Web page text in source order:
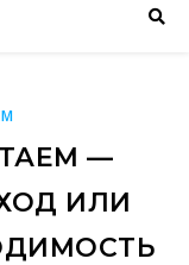
—
ИЛИ